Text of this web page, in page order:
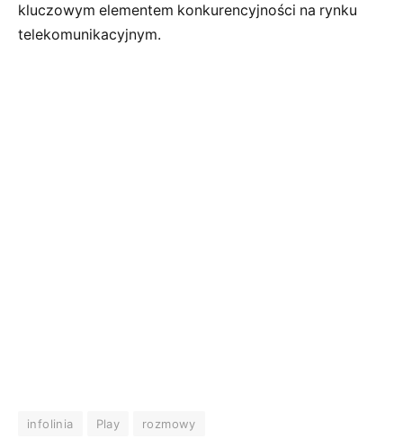
kluczowym elementem konkurencyjności na rynku
telekomunikacyjnym.
infolinia Play rozmowy